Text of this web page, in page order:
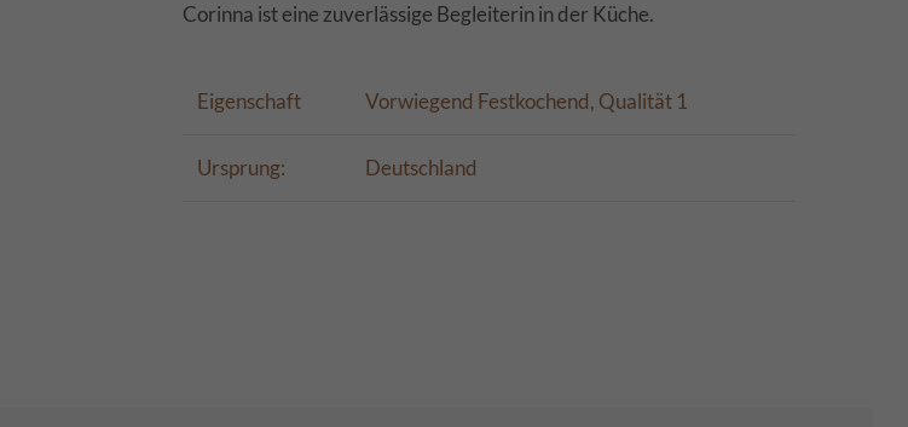
Corinna ist eine zuverlässige Begleiterin in der Küche.
Eigenschaft Vorwiegend Festkochend, Qualität 1
Ursprung: Deutschland